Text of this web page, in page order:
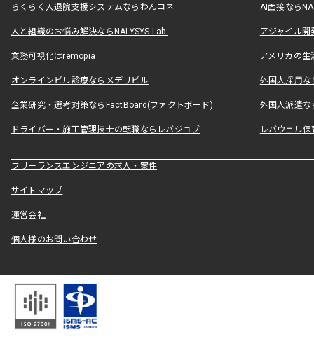
らくらく入退院支援システムならわんコネ AI面接なら
人と組織のお悩み解決ならNALYSYS Lab. アジャイル
業務可視化はremopia アメリカの
オンラインピル診療ならメデリピル 外国人採用
企業研究・選考対策ならFactBoard(ファクトボード) 外国人派遣な
ドライバー・施工管理技士の転職ならレバジョブ レバウェル
フリーランスエンジニアの求人・案件
サイトマップ
運営会社
個人様のお問い合わせ